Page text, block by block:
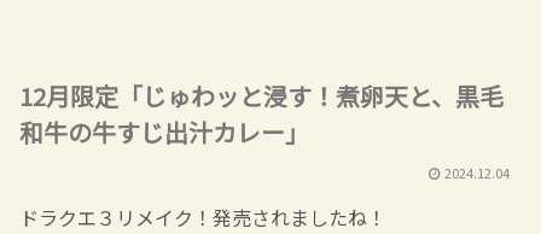
12月限定「じゅわッと浸す！煮卵天と、黒毛
和牛の牛すじ出汁カレー」
2024.12.04
ドラクエ３リメイク！発売されましたね！